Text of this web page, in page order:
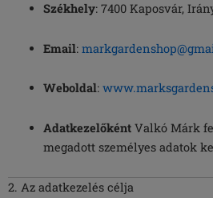
Székhely: 7400 Kaposvár,
Email:
Weboldal:
AdatkezelőkéntValkó Márk
megadott személyes adatok
2. Az adatkezelés célja